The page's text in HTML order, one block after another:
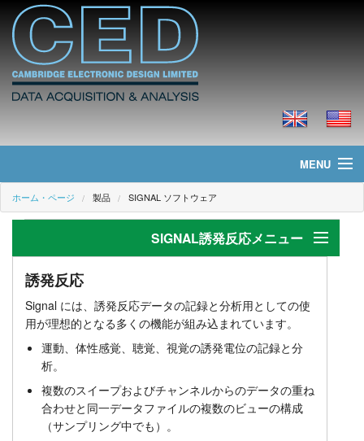
MENU
ホーム・ページ
製品
価格
ダウンロード
チュートリアル
サポート
ホーム・ページ 製品 SIGNAL ソフトウェア
SIGNAL誘発反応メニュー
アプリケーション
磁気刺激物質とTMS
刺激生成
誘発反応
Signal には、誘発反応データの記録と分析用としての使
用が理想的となる多くの機能が組み込まれています。
運動、体性感覚、聴覚、視覚の誘発電位の記録と分
析。
複数のスイープおよびチャンネルからのデータの重ね
合わせと同一データファイルの複数のビューの構成
（サンプリング中でも）。